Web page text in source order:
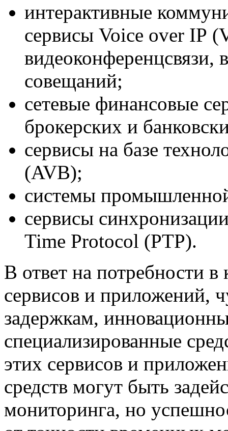
интерактивные
сервисы Voice over IP
видеоконференцсвязи,
совещаний;
сетевые финансовые
брокерских и
сервисы на базе
(AVB);
системы
сервисы
Time Protocol (PTP).
В ответ на потребности
сервисов и приложений,
задержкам,
специализированные
этих сервисов и
средств могут быть
мониторинга, но